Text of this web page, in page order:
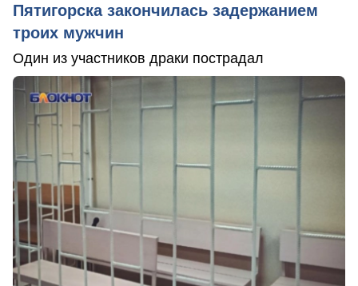
Пятигорска закончилась задержанием
троих мужчин
Один из участников драки пострадал